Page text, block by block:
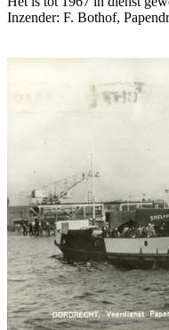
Inzender: F. Bothof,